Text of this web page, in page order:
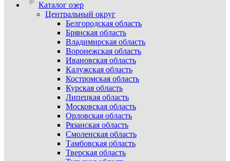
Каталог озер
Центральный округ
Белгородская область
Брянская область
Владимирская область
Воронежская область
Ивановская область
Калужская область
Костромская область
Курская область
Липецкая область
Московская область
Орловская область
Рязанская область
Смоленская область
Тамбовская область
Тверская область